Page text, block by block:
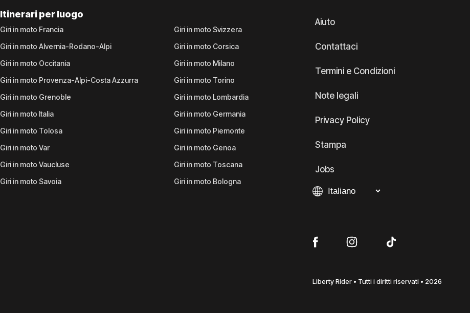
Itinerari per luogo
Giri in moto Francia
Giri in moto Alvernia-Rodano-Alpi
Giri in moto Occitania
Giri in moto Provenza-Alpi-Costa Azzurra
Giri in moto Grenoble
Giri in moto Italia
Giri in moto Tolosa
Giri in moto Var
Giri in moto Vaucluse
Giri in moto Savoia
Giri in moto Svizzera
Giri in moto Corsica
Giri in moto Milano
Giri in moto Torino
Giri in moto Lombardia
Giri in moto Germania
Giri in moto Piemonte
Giri in moto Genoa
Giri in moto Toscana
Giri in moto Bologna
Aiuto
Contattaci
Termini e Condizioni
Note legali
Privacy Policy
Stampa
Jobs
Liberty Rider • Tutti i diritti riservati • 2026